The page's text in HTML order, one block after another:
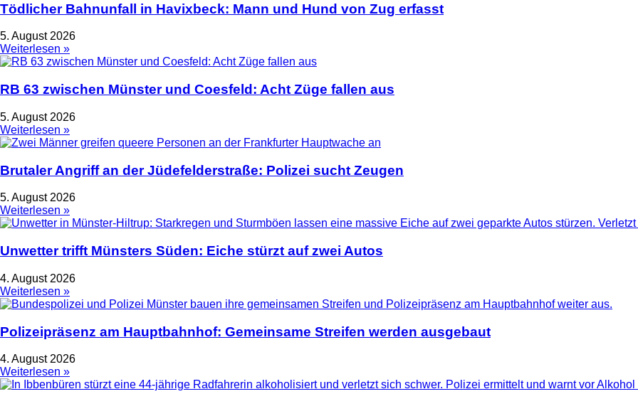
Tödlicher Bahnunfall in Havixbeck: Mann und Hund von Zug erfasst
5. August 2026
Weiterlesen »
RB 63 zwischen Münster und Coesfeld: Acht Züge fallen aus
5. August 2026
Weiterlesen »
Brutaler Angriff an der Jüdefelderstraße: Polizei sucht Zeugen
5. August 2026
Weiterlesen »
Unwetter trifft Münsters Süden: Eiche stürzt auf zwei Autos
4. August 2026
Weiterlesen »
Polizeipräsenz am Hauptbahnhof: Gemeinsame Streifen werden ausgebaut
4. August 2026
Weiterlesen »